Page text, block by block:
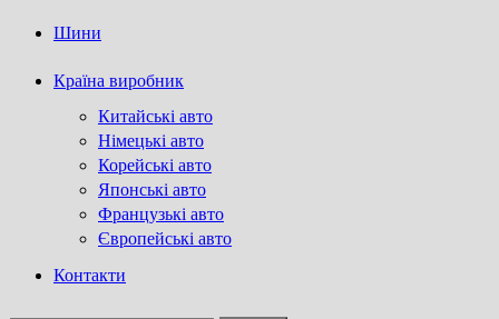
Шини
Країна виробник
Китайські авто
Німецькі авто
Корейські авто
Японські авто
Французькі авто
Європейські авто
Контакти